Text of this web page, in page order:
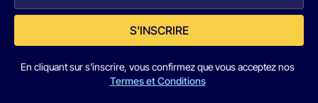
S'INSCRIRE
En cliquant sur s'inscrire, vous confirmez que vous acceptez nos
Termes et Conditions